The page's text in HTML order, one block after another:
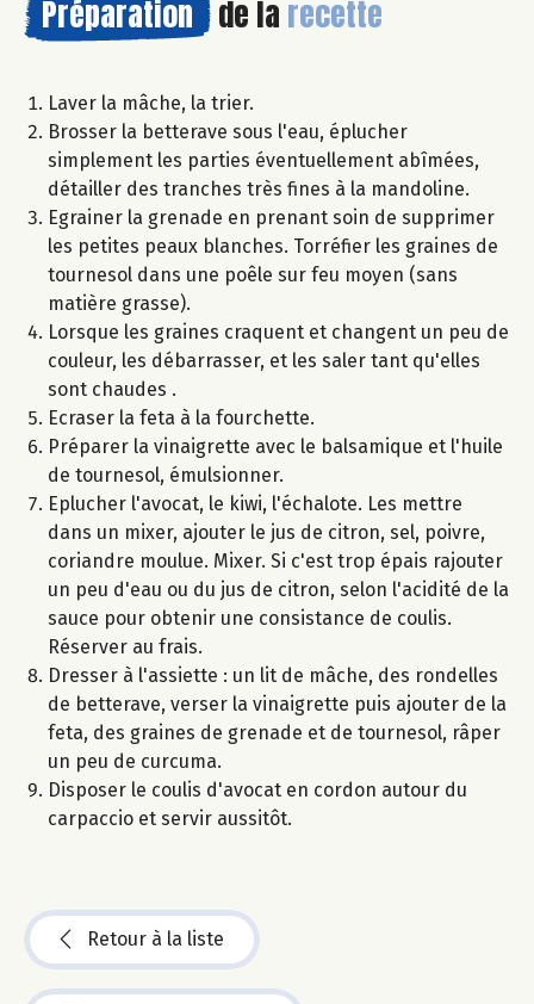
Préparation de la recette
Laver la mâche, la trier.
Brosser la betterave sous l'eau, éplucher
simplement les parties éventuellement abîmées,
détailler des tranches très fines à la mandoline.
Egrainer la grenade en prenant soin de supprimer
les petites peaux blanches. Torréfier les graines de
tournesol dans une poêle sur feu moyen (sans
matière grasse).
Lorsque les graines craquent et changent un peu de
couleur, les débarrasser, et les saler tant qu'elles
sont chaudes .
Ecraser la feta à la fourchette.
Préparer la vinaigrette avec le balsamique et l'huile
de tournesol, émulsionner.
Eplucher l'avocat, le kiwi, l'échalote. Les mettre
dans un mixer, ajouter le jus de citron, sel, poivre,
coriandre moulue. Mixer. Si c'est trop épais rajouter
un peu d'eau ou du jus de citron, selon l'acidité de la
sauce pour obtenir une consistance de coulis.
Réserver au frais.
Dresser à l'assiette : un lit de mâche, des rondelles
de betterave, verser la vinaigrette puis ajouter de la
feta, des graines de grenade et de tournesol, râper
un peu de curcuma.
Disposer le coulis d'avocat en cordon autour du
carpaccio et servir aussitôt.
Retour à la liste